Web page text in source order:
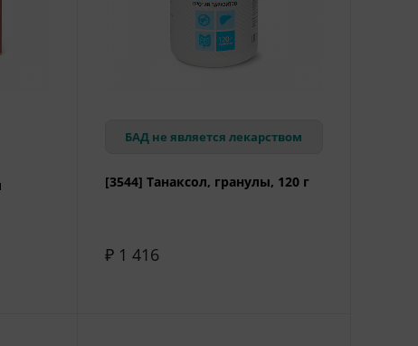
БАД не является лекарством
[3544] Танаксол, гранулы, 120 г
₽ 1 416